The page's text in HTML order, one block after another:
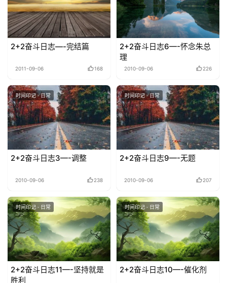
2+2奋斗日志—-完结篇
2011-09-06 168
2+2奋斗日志6—-怀念朱总
理
2010-09-06 226
时间印记 · 日常
2+2奋斗日志3—-调整
2010-09-06 238
时间印记 · 日常
2+2奋斗日志9—-无题
2010-09-06 207
时间印记 · 日常
2+2奋斗日志11—-坚持就是
胜利
时间印记 · 日常
2+2奋斗日志10—-催化剂